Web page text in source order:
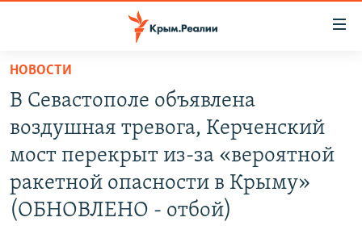
Вернуться
основному
содержанию
Вернутся
главной
навигации
Вернутся
КАРТА ВОЕННЫХ ОБЪЕКТОВ КРЫМА
11 ЛЕТ ОККУПАЦИИ КРЫМА. 11 ИСТОРИЙ СОПРОТИВЛЕНИЯ
ЕЩЕ
НОВОСТИ
В Севастополе объявлена
воздушная тревога, Керченский
мост перекрыт из-за «вероятной
ракетной опасности в Крыму»
(ОБНОВЛЕНО - отбой)